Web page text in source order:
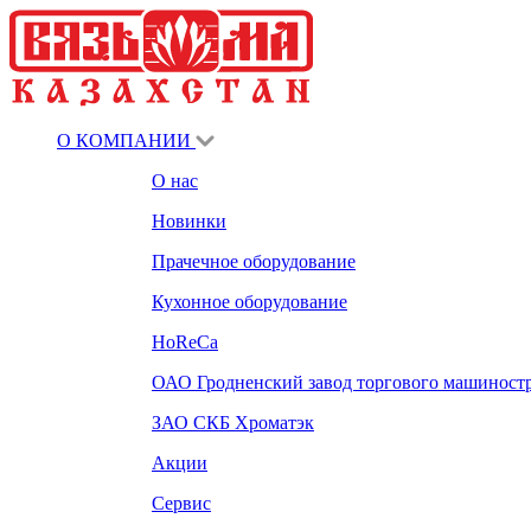
О КОМПАНИИ
О нас
Новинки
Прачечное оборудование
Кухонное оборудование
HoReCa
ОАО Гродненский завод торгового
ЗАО СКБ Хроматэк
Акции
Сервис